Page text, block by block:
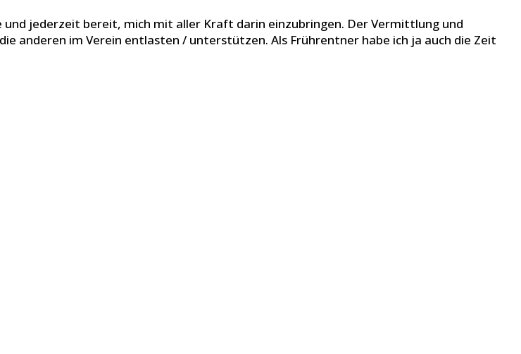
und jederzeit bereit, mich mit aller Kraft darin einzubringen. Der Vermittlung und
anderen im Verein entlasten / unterstützen. Als Frührentner habe ich ja auch die Zeit